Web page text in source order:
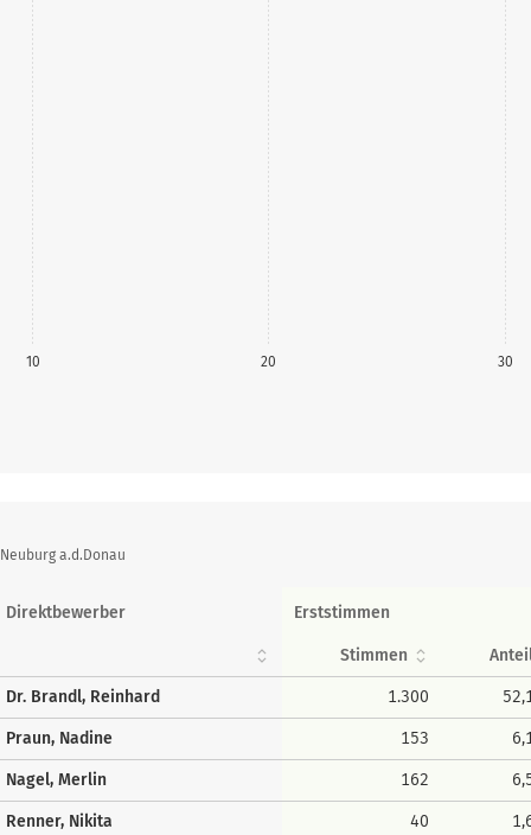
10 20 30
a.d.Donau
Direktbewerber Erststimmen
Stimmen
Dr. Brandl, Reinhard 1.300
Praun, Nadine 153
Nagel, Merlin 162
Renner, Nikita 40